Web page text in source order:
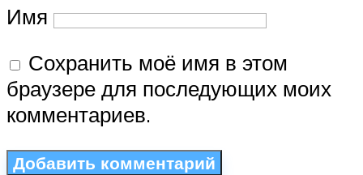
Имя
Сохранить моё имя в этом
браузере для последующих моих
комментариев.